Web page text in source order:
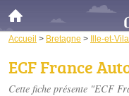
Accueil > Bretagne > Ille-et-
ECF France
Cette fiche présente "ECF